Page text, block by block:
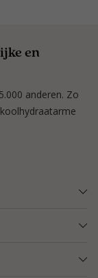
en
anderen. Zo